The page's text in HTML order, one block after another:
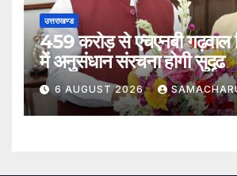
उत्तराखण्ड
459 करोड़ से एचएनबी गढ़वाल
में अनुसंधान संरचना होगी सुदृढ
6 AUGUST 2026